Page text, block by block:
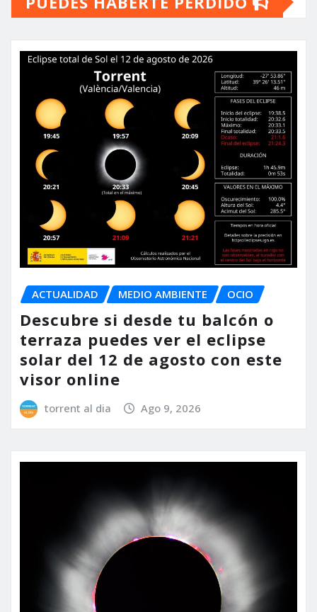
ACTUALIDAD MEDIO AMBIENTE OCIO
Descubre si desde tu balcón o
terraza puedes ver el eclipse
solar del 12 de agosto con este
visor online
torrent al dia Ago 9, 2026